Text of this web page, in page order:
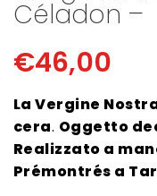
Céladon –
€46,00
La Vergine
cera. Oggetto
Realizzato a
Prémontrés a